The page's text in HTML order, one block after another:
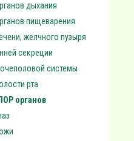
дыхания
пищеварения
желчного пузыря
секреции
системы
рта
органов